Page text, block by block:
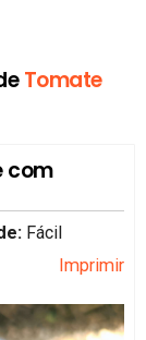
Tomate
com
Fácil
Imprimir